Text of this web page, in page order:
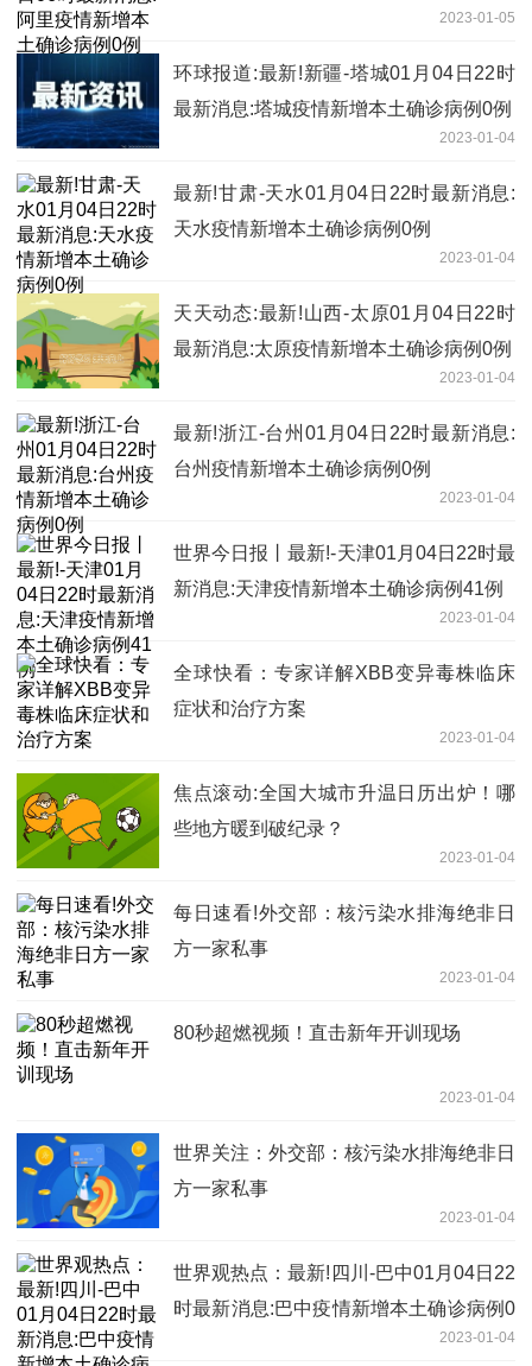
2023-01-05
环球报道:最新!新疆-塔城01月04日22时
最新消息:塔城疫情新增本土确诊病例0例
2023-01-04
最新!甘肃-天水01月04日22时最新消息:
天水疫情新增本土确诊病例0例
2023-01-04
天天动态:最新!山西-太原01月04日22时
最新消息:太原疫情新增本土确诊病例0例
2023-01-04
最新!浙江-台州01月04日22时最新消息:
台州疫情新增本土确诊病例0例
2023-01-04
世界今日报丨最新!-天津01月04日22时最
新消息:天津疫情新增本土确诊病例41例
2023-01-04
全球快看：专家详解XBB变异毒株临床
症状和治疗方案
2023-01-04
焦点滚动:全国大城市升温日历出炉！哪
些地方暖到破纪录？
2023-01-04
每日速看!外交部：核污染水排海绝非日
方一家私事
2023-01-04
80秒超燃视频！直击新年开训现场
2023-01-04
世界关注：外交部：核污染水排海绝非日
方一家私事
2023-01-04
世界观热点：最新!四川-巴中01月04日22
时最新消息:巴中疫情新增本土确诊病例0
2023-01-04